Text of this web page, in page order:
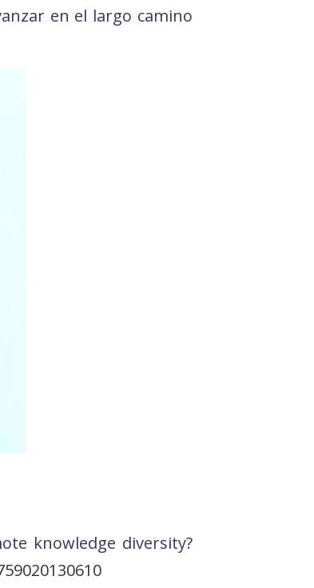
en el largo camino
knowledge diversity?